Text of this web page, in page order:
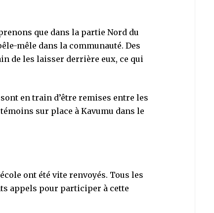
que dans la partie Nord du
mêle dans la communauté. Des
de les laisser derrière eux, ce qui
en train d’être remises entre les
sur place à Kavumu dans le
ont été vite renvoyés. Tous les
appels pour participer à cette